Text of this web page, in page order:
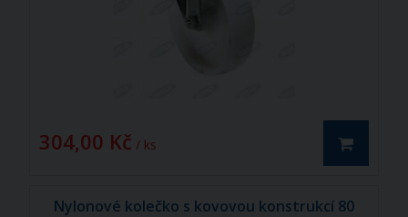
304,00 Kč / ks
Nylonové kolečko s kovovou konstrukcí 80